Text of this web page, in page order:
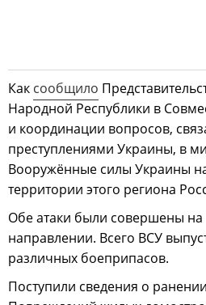
Как сообщило
Народной Республики в
и координации вопросов,
преступлениями Украины, в
Вооружённые силы Украины
территории этого региона
Обе атаки были совершены на
направлении. Всего ВСУ
различных боеприпасов.
Поступили сведения о